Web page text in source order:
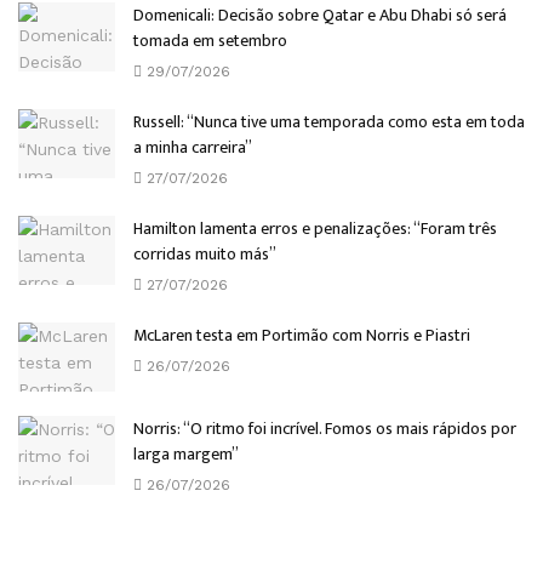
Domenicali: Decisão sobre Qatar e Abu Dhabi só será
tomada em setembro
29/07/2026
Russell: “Nunca tive uma temporada como esta em toda
a minha carreira”
27/07/2026
Hamilton lamenta erros e penalizações: “Foram três
corridas muito más”
27/07/2026
McLaren testa em Portimão com Norris e Piastri
26/07/2026
Norris: “O ritmo foi incrível. Fomos os mais rápidos por
larga margem”
26/07/2026